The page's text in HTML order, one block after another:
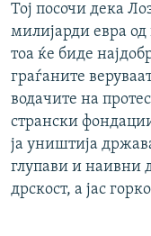
Тој посочи дека
милијарди евра
тоа ќе биде
граѓаните
водачите на
странски
ја уништија
глупави и наивни
дрскост, а јас